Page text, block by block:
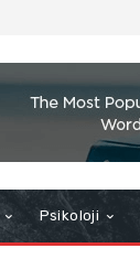
Psikoloji